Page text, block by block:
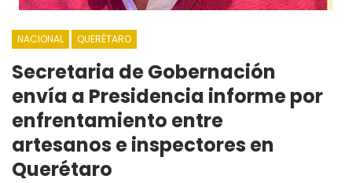
NACIONAL QUERÉTARO
Secretaria de Gobernación
envía a Presidencia informe por
enfrentamiento entre
artesanos e inspectores en
Querétaro